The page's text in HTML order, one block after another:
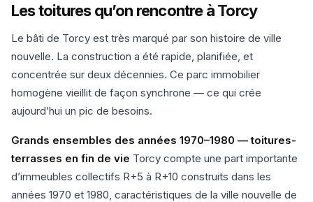
Les toitures qu’on rencontre à Torcy
Le bâti de Torcy est très marqué par son histoire de ville
nouvelle. La construction a été rapide, planifiée, et
concentrée sur deux décennies. Ce parc immobilier
homogène vieillit de façon synchrone — ce qui crée
aujourd’hui un pic de besoins.
Grands ensembles des années 1970–1980 — toitures-
terrasses en fin de vie Torcy compte une part importante
d’immeubles collectifs R+5 à R+10 construits dans les
années 1970 et 1980, caractéristiques de la ville nouvelle de